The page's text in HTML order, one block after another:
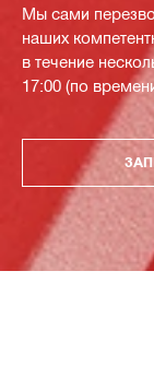
Мы сами
наших
в течение
17:00 (по